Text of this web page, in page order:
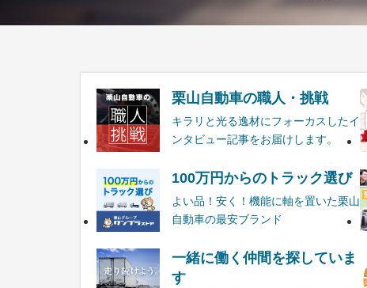
栗山自動車の職人・挑戦
キラリと光る逸材にフォーカスしたイ
ンタビュー記事をお届けします。
100万円からのトラック選び
よい品！安く！機能に軸を置いた栗山
自動車の最安ブランド
一緒に働く仲間を探していま
す